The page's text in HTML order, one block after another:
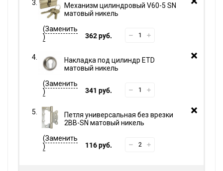
Механизм цилиндровый V60-5 SN
матовый никель
362 руб.
Накладка под цилиндр ETD
матовый никель
341 руб.
Петля универсальная без врезки
2BB-SN матовый никель
116 руб.